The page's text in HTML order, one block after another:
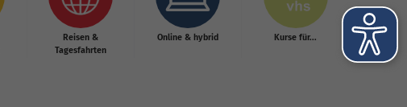
Reisen &
Tagesfahrten
Online & hybrid Kurse für...